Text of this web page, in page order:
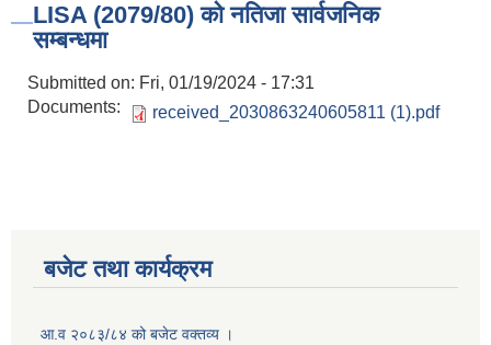
LISA (2079/80) को नतिजा सार्वजनिक
सम्बन्धमा
Submitted on: Fri, 01/19/2024 - 17:31
Documents:
received_2030863240605811 (1).pdf
बजेट तथा कार्यक्रम
आ.व २०८३/८४ को बजेट वक्तव्य ।